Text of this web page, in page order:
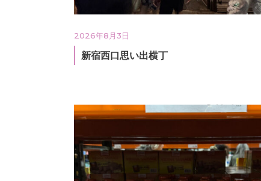
2026年8月3日
新宿西口思い出横丁